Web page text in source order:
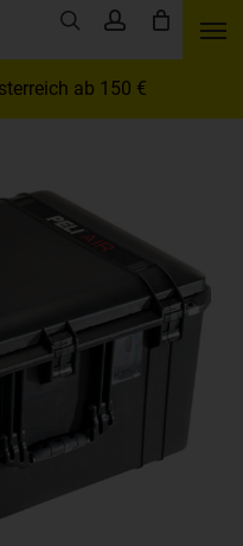
ab 150 €
search account